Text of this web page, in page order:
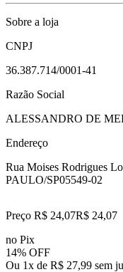
Sobre a loja
CNPJ
36.387.714/0001-41
Razão Social
ALESSANDRO DE
Endereço
Rua Moises Rodrigues
PAULO/SP05549-02
Preço R$ 24,07R$ 24,07
no Pix
14% OFF
Ou 1x de R$ 27,99 sem